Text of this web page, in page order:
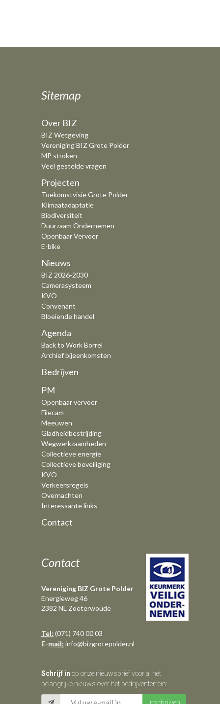
Sitemap
Over BIZ
BIZ Wetgeving
Vereniging BIZ Grote Polder
MP stroken
Veel gestelde vragen
Projecten
Toekomstvisie Grote Polder
Klimaatadaptatie
Biodiversiteit
Duurzaam Ondernemen
Openbaar Vervoer
E-bike
Nieuws
BIZ 2026-2030
Camerasysteem
KVO
Convenant
Bloeiende handel
Agenda
Back to Work Borrel
Archief bijeenkomsten
Bedrijven
PM
Openbaar vervoer
Filecam
Meeuwen
Gladheidbestrijding
Wegwerkzaamheden
Collectieve energie
Collectieve beveiliging
KVO
Verkeersregels
Overnachten
Interessante links
Contact
Contact
Vereniging BIZ Grote Polder
Energieweg 46
2382 NL Zoeterwoude
Tel: (071) 740 00 03
E-mail: info@bizgrotepolder.nl
Schrijf in op onze nieuwsbrief voor al het
belangrijke nieuws over het bedrijventerrein: